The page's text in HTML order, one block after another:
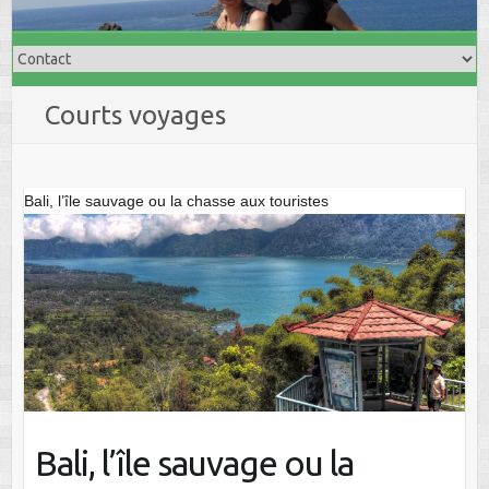
Courts voyages
Bali, l’île sauvage ou la chasse aux touristes
Bali, l’île sauvage ou la